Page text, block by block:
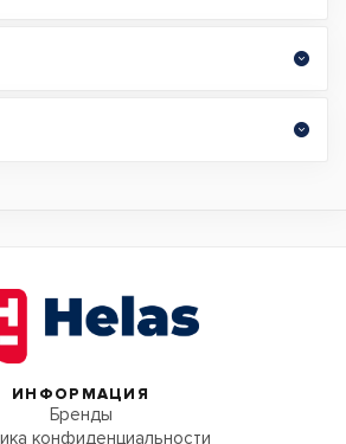
ИНФОРМАЦИЯ
Бренды
конфиденциальности